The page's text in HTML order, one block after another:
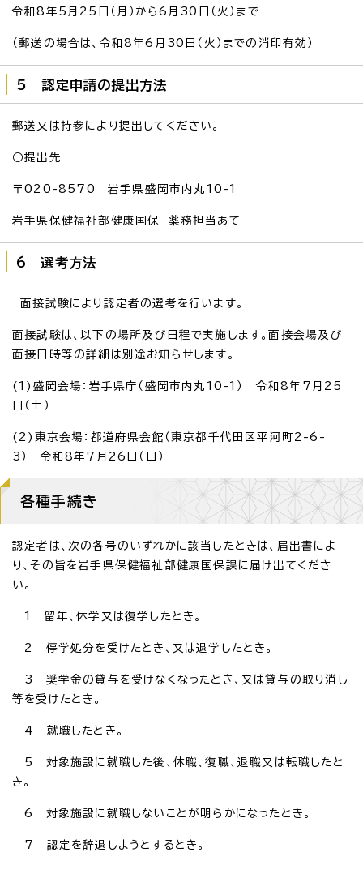
令和8年5月25日（月）から6月30日（火）まで
（郵送の場合は、令和8年6月30日（火）までの消印有効）
5 認定申請の提出方法
郵送又は持参により提出してください。
○提出先
〒020-8570 岩手県盛岡市内丸10-1
岩手県保健福祉部健康国保 薬務担当あて
6 選考方法
面接試験により認定者の選考を行います。
面接試験は、以下の場所及び日程で実施します。面接会場及び
面接日時等の詳細は別途お知らせします。
(1)盛岡会場：岩手県庁（盛岡市内丸10-1） 令和8年7月25
日（土）
(2)東京会場：都道府県会館（東京都千代田区平河町2-6-
3） 令和8年7月26日（日）
各種手続き
認定者は、次の各号のいずれかに該当したときは、届出書によ
り、その旨を岩手県保健福祉部健康国保課に届け出てくださ
い。
1 留年、休学又は復学したとき。
2 停学処分を受けたとき、又は退学したとき。
3 奨学金の貸与を受けなくなったとき、又は貸与の取り消し
等を受けたとき。
4 就職したとき。
5 対象施設に就職した後、休職、復職、退職又は転職したと
き。
6 対象施設に就職しないことが明らかになったとき。
7 認定を辞退しようとするとき。